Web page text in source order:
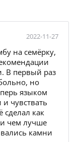
2022-11-27
на семёрку,
В первый раз
но
языком
чувствать
сделал как
чем лучше
камни